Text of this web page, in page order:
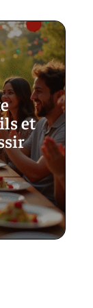
et